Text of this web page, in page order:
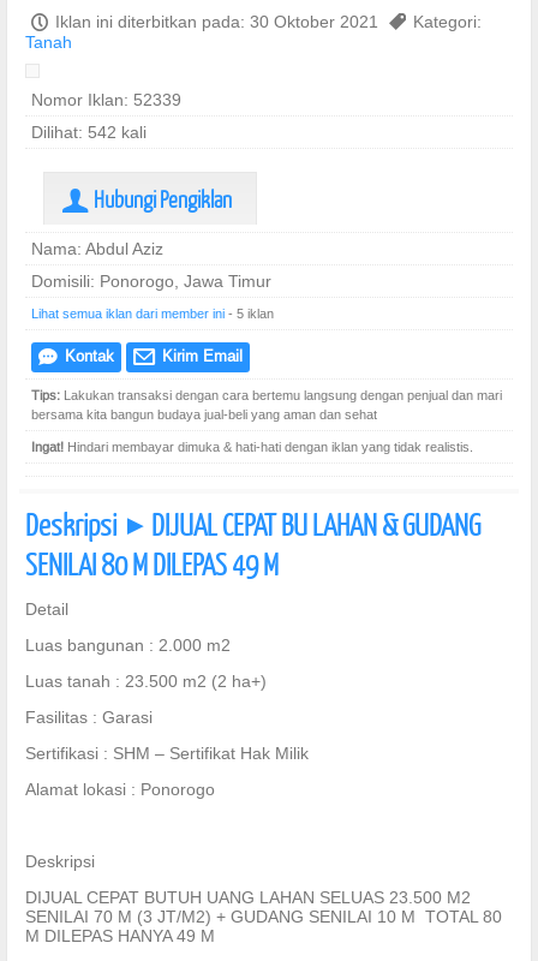
P Iklan ini diterbitkan pada: 30 Oktober 2021 , Kategori:
Tanah
Nomor Iklan: 52339
Dilihat: 542 kali
U Hubungi Pengiklan
Nama: Abdul Aziz
Domisili: Ponorogo, Jawa Timur
Lihat semua iklan dari member ini - 5 iklan
e Kontak @ Kirim Email
Tips: Lakukan transaksi dengan cara bertemu langsung dengan penjual dan mari
bersama kita bangun budaya jual-beli yang aman dan sehat
Ingat! Hindari membayar dimuka & hati-hati dengan iklan yang tidak realistis.
Deskripsi ] DIJUAL CEPAT BU LAHAN & GUDANG
SENILAI 80 M DILEPAS 49 M
Detail
Luas bangunan : 2.000 m2
Luas tanah : 23.500 m2 (2 ha+)
Fasilitas : Garasi
Sertifikasi : SHM – Sertifikat Hak Milik
Alamat lokasi : Ponorogo
Deskripsi
DIJUAL CEPAT BUTUH UANG LAHAN SELUAS 23.500 M2
SENILAI 70 M (3 JT/M2) + GUDANG SENILAI 10 M TOTAL 80
M DILEPAS HANYA 49 M